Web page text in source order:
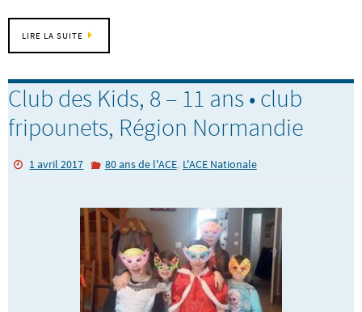
LIRE LA SUITE
Club des Kids, 8 – 11 ans • club
fripounets, Région Normandie
1 avril 2017 80 ans de l'ACE, L'ACE Nationale